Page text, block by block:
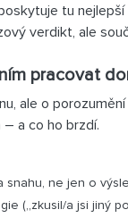
tu nejlepší
verdikt, ale
pracovat
ale o porozumění
a co ho brzdí.
snahu, ne jen o
(„zkusil/a jsi jiný